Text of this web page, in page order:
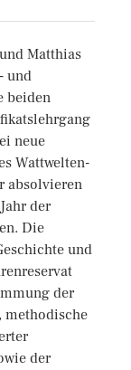
Matthias
und
beiden
neue
Wattwelten-
absolvieren
der
Die
und
der
methodische
der